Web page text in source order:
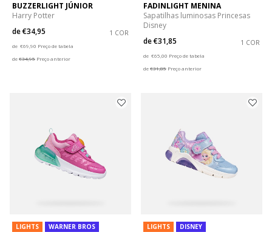
BUZZERLIGHT JÚNIOR
Harry Potter
de€34,95 1 COR
de €69,90 Preço de tabela
de€34,95 Preço anterior
FADINLIGHT MENINA
Sapatilhas luminosas Princesas
Disney
de€31,85 1 COR
de €65,00 Preço de tabela
de€31,85 Preço anterior
LIGHTS WARNER BROS LIGHTS DISNEY